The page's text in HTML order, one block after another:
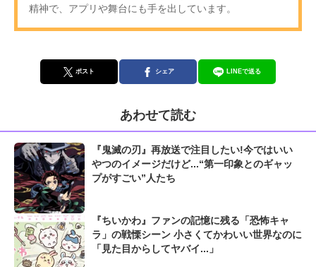
精神で、アプリや舞台にも手を出しています。
ポスト シェア LINEで送る
あわせて読む
『鬼滅の刃』再放送で注目したい!今ではいい
やつのイメージだけど...“第一印象とのギャッ
プがすごい”人たち
『ちいかわ』ファンの記憶に残る「恐怖キャ
ラ」の戦慄シーン 小さくてかわいい世界なのに
「見た目からしてヤバイ...」